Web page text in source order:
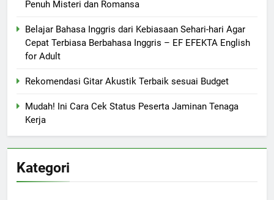
Penuh Misteri dan Romansa
Belajar Bahasa Inggris dari Kebiasaan Sehari-hari Agar
Cepat Terbiasa Berbahasa Inggris – EF EFEKTA English
for Adult
Rekomendasi Gitar Akustik Terbaik sesuai Budget
Mudah! Ini Cara Cek Status Peserta Jaminan Tenaga
Kerja
Kategori